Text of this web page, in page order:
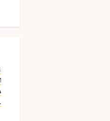
PENJERNIH KOLAM JOGJA
KOLAM RENANG JOGJA
RENANG